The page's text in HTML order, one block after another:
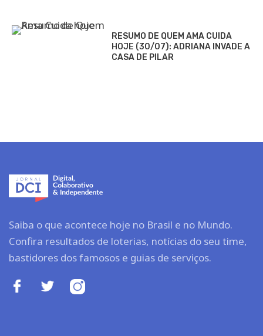
RESUMO DE QUEM AMA CUIDA
HOJE (30/07): ADRIANA INVADE A
CASA DE PILAR
Saiba o que acontece hoje no Brasil e no Mundo.
Confira resultados de loterias, notícias do seu time,
bastidores dos famosos e guias de serviços.